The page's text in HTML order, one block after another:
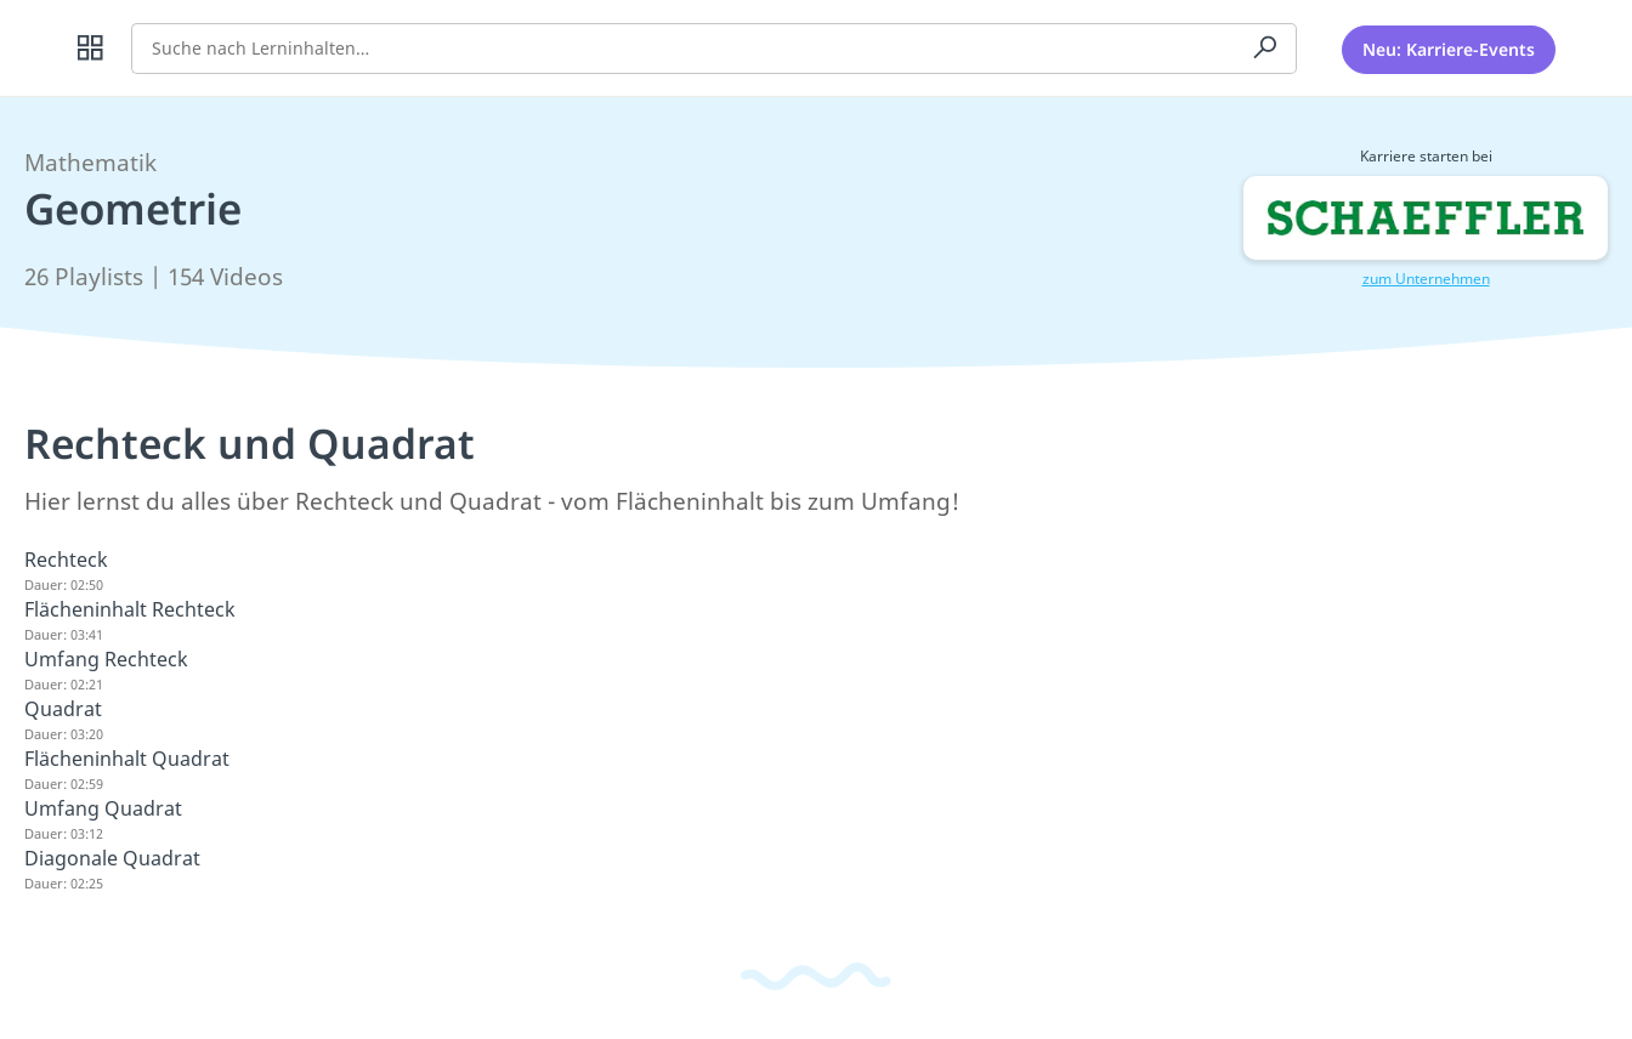
Suche Neu: Karriere-Events
Mathematik
Geometrie
26 Playlists | 154 Videos
Karriere starten bei
zum Unternehmen
Rechteck und Quadrat
Hier lernst du alles über Rechteck und Quadrat - vom Flächeninhalt bis zum Umfang!
Rechteck
Dauer: 02:50
Flächeninhalt Rechteck
Dauer: 03:41
Umfang Rechteck
Dauer: 02:21
Quadrat
Dauer: 03:20
Flächeninhalt Quadrat
Dauer: 02:59
Umfang Quadrat
Dauer: 03:12
Diagonale Quadrat
Dauer: 02:25